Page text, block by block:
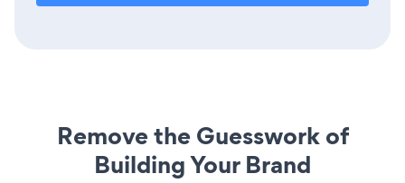
Remove the Guesswork of
Building Your Brand